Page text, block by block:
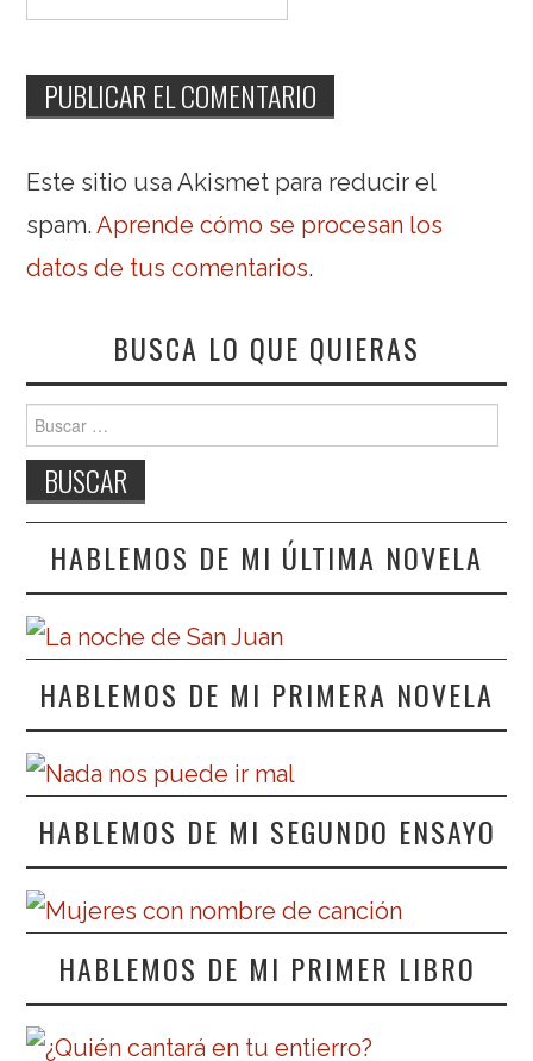
Este sitio usa Akismet para reducir el
spam.Aprende cómo se procesan los
datos de tus comentarios.
BUSCA LO QUE QUIERAS
Buscar:
HABLEMOS DE MI ÚLTIMA NOVELA
HABLEMOS DE MI PRIMERA NOVELA
HABLEMOS DE MI SEGUNDO ENSAYO
HABLEMOS DE MI PRIMER LIBRO